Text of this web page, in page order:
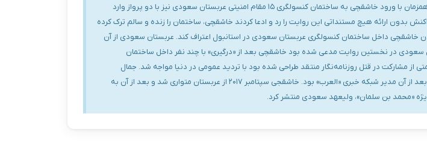
کردند او در داخل این ساختمان کشته شده و بدنش قطعه قطعه شده است. آنکارا اعلام کرد همزمان با ورود خاشقچی به ساختمان کنسولگری ۱۵ مقام امنیتی عربستان سعودی نیز با دو پرواز وارد
ارائه هیچ مستنداتی این روایت را رد و ادعا کردند خاشقچی، ساختمان را زنده و سالم ترک کرده
سعودی سرانجام روز ۲۸ مهر مجبور شد به کشته شدن خاشقچی داخل ساختمان کنسولگری عربستان سعودی در استانبول اعتراف کند. عربستان سعودی از آن
در نخستین روایت مدعی شده بود خاشقچی بعد از «درگیری» با چند نفر داخل ساختمان
مشارکت در قتل روزنامه‌نگار منتقد طراحی شده بود با تردید عمومی در دنیا مواجه شد. جمال
خاشقجی، متولد ۱۳ اکتبر ۱۹۵۸ (۲۱ مهرماه ۱۳۳۷ شمسی) بود. او قبلاً سردبیر روزنامه «الوطن» و بعد از آن مدیر شبکه خبری «العرب» بود. خاشقجی سپتامبر ۲۰۱۷ از عربستان متواری شد و بعد از آن به
«محمد بن سلمان»، ولیعهد سعودی منتشر کرد.